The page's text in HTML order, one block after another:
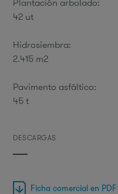
Plantación arbolado:
42 ut
Hidrosiembra:
2.415 m2
Pavimento asfáltico:
45 t
DESCARGAS
Ficha comercial en PDF